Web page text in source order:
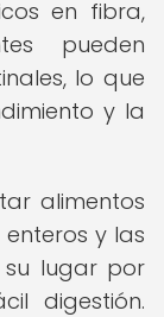
en fibra,
pueden
lo que
y la
alimentos
y las
lugar por
digestión.